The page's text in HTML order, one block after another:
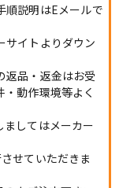
順説明はEメールで
サイトよりダウン
返品・返金はお受
動作環境等よく
してはメーカー
せていただきま